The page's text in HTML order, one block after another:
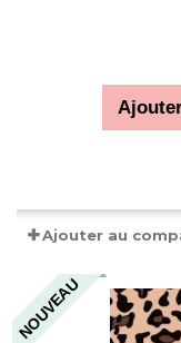
Ajouter au
NOUVEAU